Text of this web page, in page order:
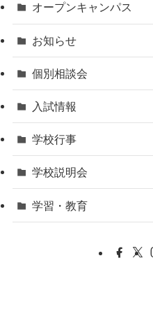
オープンキャンパス
お知らせ
個別相談会
入試情報
学校行事
学校説明会
学習・教育